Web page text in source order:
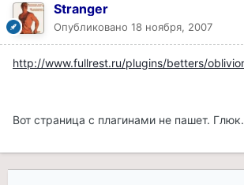
Stranger
Опубликовано 18 ноября, 2007
http://www.fullrest.ru/plugins/betters/
Вот страница с плагинами не пашет. Глюк.